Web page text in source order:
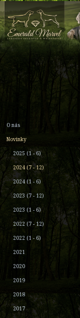
O nás
Novinky
2025 (1 - 6)
2024 (7 - 12)
2024 (1 - 6)
2023 (7 - 12)
2023 (1 - 6)
2022 (7 - 12)
2022 (1 - 6)
2021
2020
2019
2018
2017